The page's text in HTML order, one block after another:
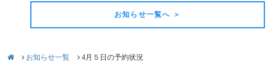
お知らせ一覧へ ＞
お知らせ一覧 4月５日の予約状況